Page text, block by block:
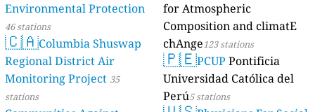
Environmental Protection
46 stations
🇨🇦Columbia Shuswap
Regional District Air
Monitoring Project 35
stations
for Atmospheric
Composition and climatE
chAnge123 stations
🇵🇪PCUP Pontificia
Universidad Católica del
Perú5 stations